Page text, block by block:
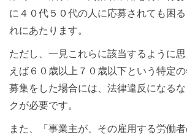
に４０代５０代の人に応募されても困
れにあたります。
ただし、一見これらに該当するように
えば６０歳以上７０歳以下という特定
募集をした場合には、法律違反になる
クが必要です。
また、「事業主が、その雇用する労働